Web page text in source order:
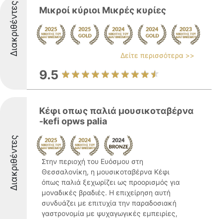
Διακριθέντες Μικροί κύριοι Μικρές κυρίες
Δείτε περισσότερα >>
9.5
Διακριθέντες
Κέφι οπως παλιά μουσικοταβέρνα
-kefi opws palia
Στην περιοχή του Ευόσμου στη
Θεσσαλονίκη, η μουσικοταβέρνα Κέφι
όπως παλιά ξεχωρίζει ως προορισμός για
μοναδικές βραδιές. Η επιχείρηση αυτή
συνδυάζει με επιτυχία την παραδοσιακή
γαστρονομία με ψυχαγωγικές εμπειρίες,